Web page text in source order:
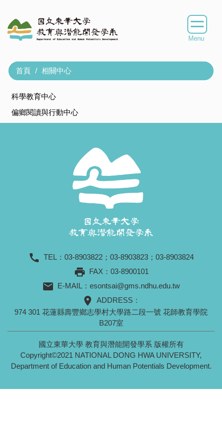
主
要
容
區
首頁 相關中心
科學教育中心
偏鄉閱讀與行動中心
call TEL： 03-8903822 ； 03-8903823 ； 03-8903824
print FAX：03-8900101
mail E-MAIL： esontsai@gms.ndhu.edu.tw
location_on
ADDRESS：
974 301 花蓮縣壽豐鄉志學村大學路二段一號 花師教育學院
B207室
國立東華大學 教育與潛能開發學系 版權所有
Copyright©2021 NATIONAL DONG HWA UNIVERSITY,
Department of Education and Human Potentials Development.